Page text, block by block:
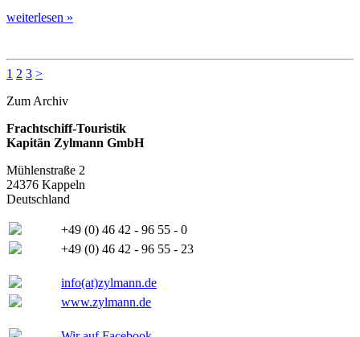
weiterlesen »
1 2 3 >
Zum Archiv
Frachtschiff-Touristik
Kapitän Zylmann GmbH
Mühlenstraße 2
24376 Kappeln
Deutschland
+49 (0) 46 42 - 96 55 - 0
+49 (0) 46 42 - 96 55 - 23
info(at)zylmann.de
www.zylmann.de